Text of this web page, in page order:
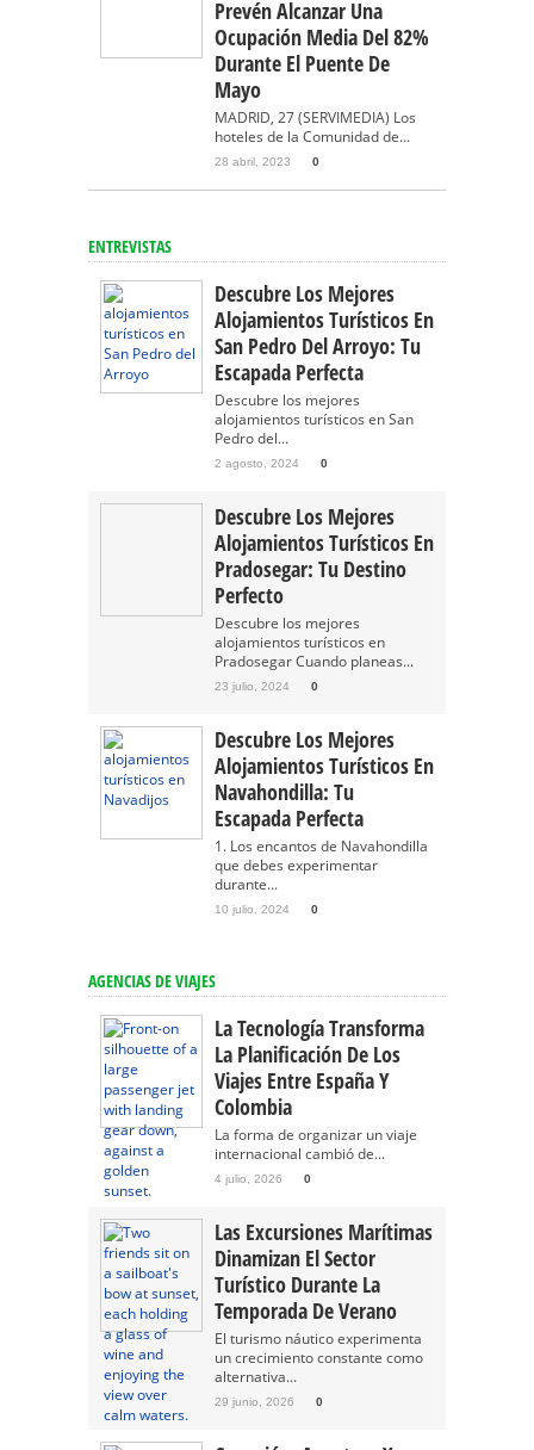
Prevén Alcanzar Una
Ocupación Media Del 82%
Durante El Puente De
Mayo
MADRID, 27 (SERVIMEDIA) Los
hoteles de la Comunidad de...
28 abril, 2023 0
ENTREVISTAS
Descubre Los Mejores
Alojamientos Turísticos En
San Pedro Del Arroyo: Tu
Escapada Perfecta
Descubre los mejores
alojamientos turísticos en San
Pedro del...
2 agosto, 2024 0
Descubre Los Mejores
Alojamientos Turísticos En
Pradosegar: Tu Destino
Perfecto
Descubre los mejores
alojamientos turísticos en
Pradosegar Cuando planeas...
23 julio, 2024 0
Descubre Los Mejores
Alojamientos Turísticos En
Navahondilla: Tu
Escapada Perfecta
1. Los encantos de Navahondilla
que debes experimentar
durante...
10 julio, 2024 0
AGENCIAS DE VIAJES
La Tecnología Transforma
La Planificación De Los
Viajes Entre España Y
Colombia
La forma de organizar un viaje
internacional cambió de...
4 julio, 2026 0
Las Excursiones Marítimas
Dinamizan El Sector
Turístico Durante La
Temporada De Verano
El turismo náutico experimenta
un crecimiento constante como
alternativa...
29 junio, 2026 0